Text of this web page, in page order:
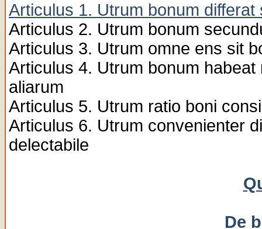
Articulus 1. Utrum bonum
Articulus 2. Utrum bonum
Articulus 3. Utrum omne ens sit
Articulus 4. Utrum bonum
aliarum
Articulus 5. Utrum ratio boni
Articulus 6. Utrum convenienter
delectabile
De